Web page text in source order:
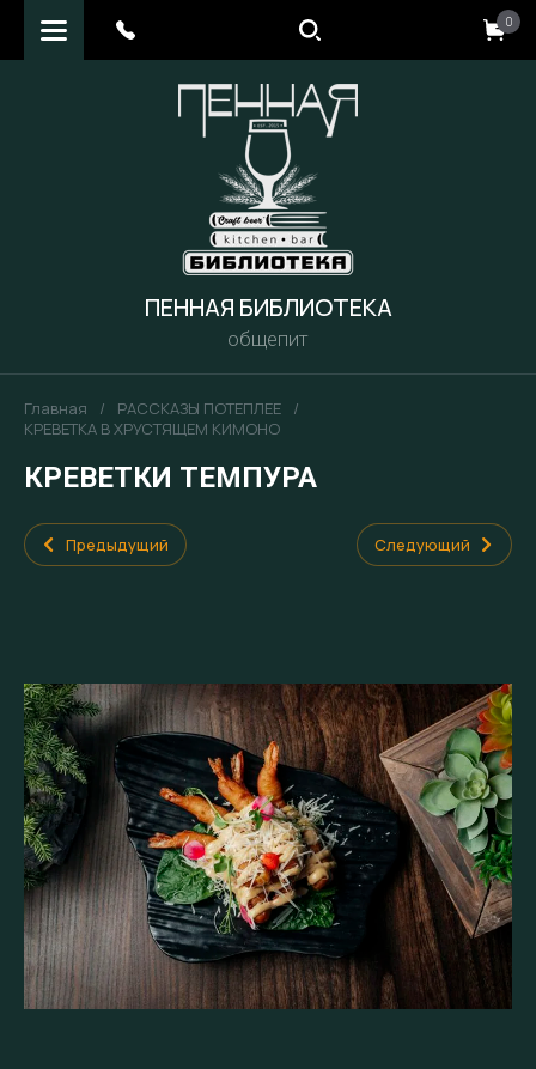
0
ПЕННАЯ БИБЛИОТЕКА
общепит
Главная / РАССКАЗЫ ПОТЕПЛЕЕ
/
КРЕВЕТКА В ХРУСТЯЩЕМ КИМОНО
КРЕВЕТКИ ТЕМПУРА
Предыдущий Следующий